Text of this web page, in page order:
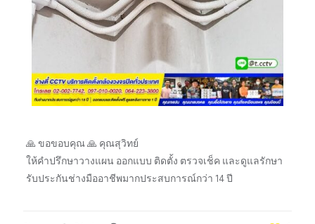
🙏 ขอขอบคุณ 🙏 คุณสุวิทย์
ให้คำปรึกษาวางแผน ออกแบบ ติดตั้ง ตรวจเช็ค และดูแลรักษา
รับประกันช่างมืออาชีพมากประสบการณ์กว่า 14 ปี